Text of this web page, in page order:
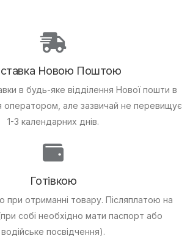
Новою Поштою
в будь-яке відділення Нової пошти в
оператором, але зазвичай не перевищує
1-3 календарних днів.
Готівкою
при отриманні товару. Післяплатою на
собі необхідно мати паспорт або
водійське посвідчення).